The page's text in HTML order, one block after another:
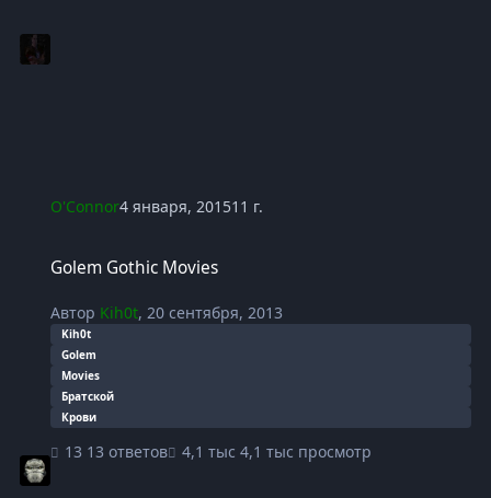
O'Connor4 января, 201511 г.
Golem Gothic Movies
Автор Kih0t,20 сентября, 2013
Kih0t
Golem
Movies
Братской
Крови
13 ответов 4,1 тыс просмотр